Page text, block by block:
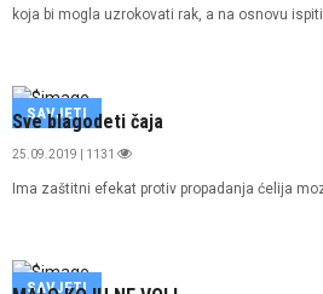
koja bi mogla uzrokovati rak, a na osnovu
SAVJETI
Sve blagodeti čaja
25.09.2019 | 1131
Ima zaštitni efekat protiv propadanja ćelija
SAVJETI